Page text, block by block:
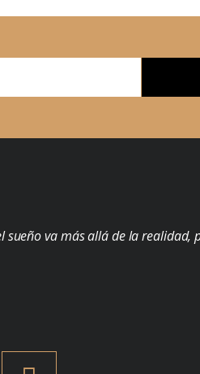
sueño va más allá de la realidad,